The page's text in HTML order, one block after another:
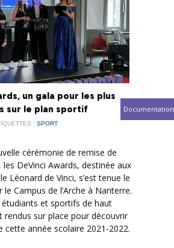
un gala pour les plus
sur le plan sportif
: SPORT
cérémonie de remise de
DeVinci Awards, destinée aux
Léonard de Vinci, s’est tenue le
le Campus de l’Arche à Nanterre.
et sportifs de haut
rendus sur place pour découvrir
cette année scolaire 2021-2022.
Documentation